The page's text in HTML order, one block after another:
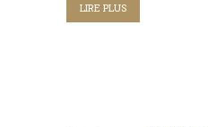
LIRE PLUS